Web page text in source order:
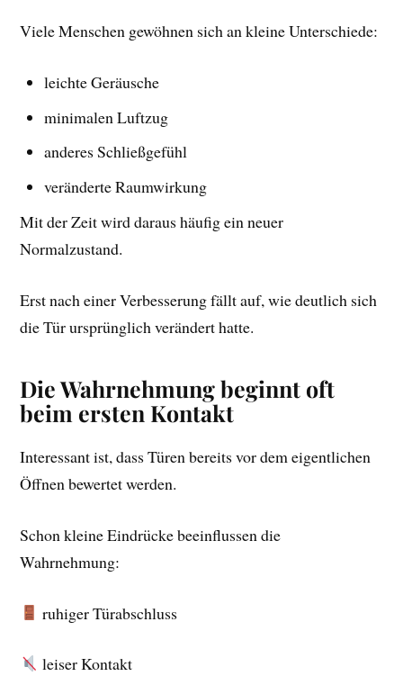
Viele Menschen gewöhnen sich an kleine Unterschiede:
leichte Geräusche
minimalen Luftzug
anderes Schließgefühl
veränderte Raumwirkung
Mit der Zeit wird daraus häufig ein neuer
Normalzustand.
Erst nach einer Verbesserung fällt auf, wie deutlich sich
die Tür ursprünglich verändert hatte.
Die Wahrnehmung beginnt oft
beim ersten Kontakt
Interessant ist, dass Türen bereits vor dem eigentlichen
Öffnen bewertet werden.
Schon kleine Eindrücke beeinflussen die
Wahrnehmung:
ruhiger Türabschluss
leiser Kontakt